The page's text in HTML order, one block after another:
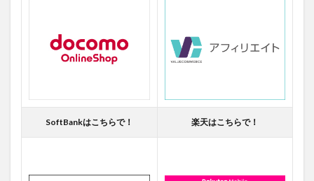
SoftBankはこちらで！ 楽天はこちらで！